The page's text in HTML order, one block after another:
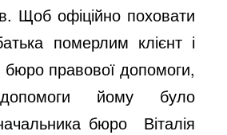
Щоб офіційно поховати
померлим клієнт і
правової допомоги,
йому було
бюро
Віталія